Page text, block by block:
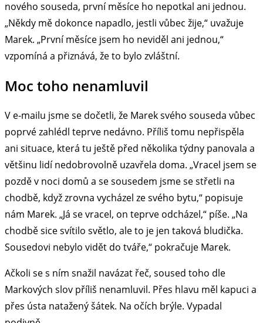
nového souseda, první měsíce ho nepotkal ani jednou.
„Někdy mě dokonce napadlo, jestli vůbec žije,“ uvažuje
Marek. „První měsíce jsem ho neviděl ani jednou,“
vzpomíná a přiznává, že to bylo zvláštní.
Moc toho nenamluvil
V e-mailu jsme se dočetli, že Marek svého souseda vůbec
poprvé zahlédl teprve nedávno. Příliš tomu nepřispěla
ani situace, která tu ještě před několika týdny panovala a
většinu lidí nedobrovolně uzavřela doma. „Vracel jsem se
pozdě v noci domů a se sousedem jsme se střetli na
chodbě, když zrovna vycházel ze svého bytu,“ popisuje
nám Marek. „Já se vracel, on teprve odcházel,“ píše. „Na
chodbě sice svítilo světlo, ale to je jen taková bludička.
Sousedovi nebylo vidět do tváře,“ pokračuje Marek.
Ačkoli se s ním snažil navázat řeč, soused toho dle
Markových slov příliš nenamluvil. Přes hlavu měl kapuci a
přes ústa natažený šátek. Na očích brýle. Vypadal